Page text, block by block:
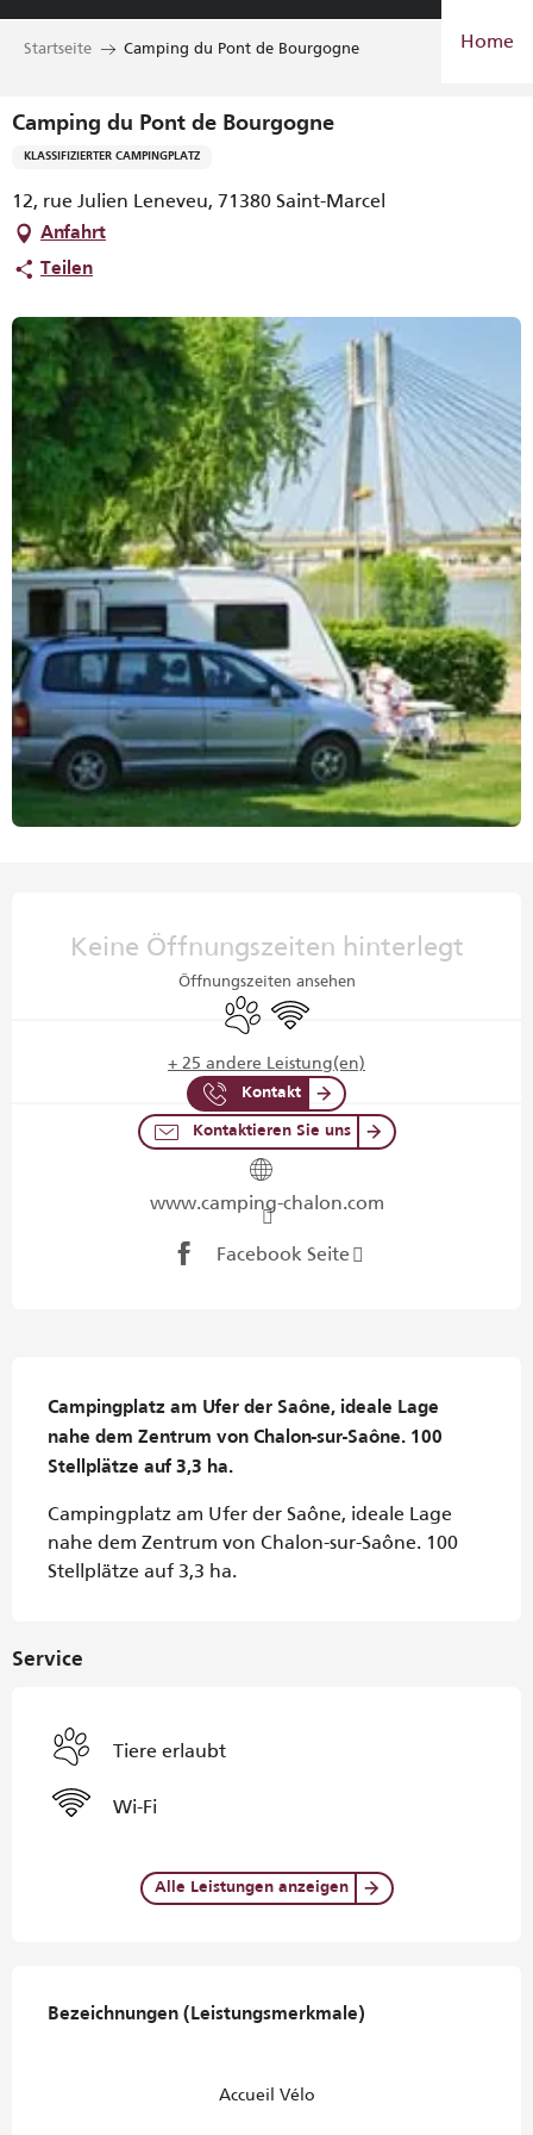
Aller
Home
Startseite Camping du Pont de Bourgogne
Camping du Pont de Bourgogne
KLASSIFIZIERTER CAMPINGPLATZ
12, rue Julien Leneveu, 71380 Saint-Marcel
Anfahrt
Teilen
Keine Öffnungszeiten hinterlegt
Öffnungszeiten ansehen
Tiere erlaubt
Wi-Fi
+ 25 andere Leistung(en)
Kontakt
Kontaktieren Sie uns
www.camping-chalon.com
Facebook Seite
Campingplatz am Ufer der Saône, ideale Lage
nahe dem Zentrum von Chalon-sur-Saône. 100
Stellplätze auf 3,3 ha.
Campingplatz am Ufer der Saône, ideale Lage
nahe dem Zentrum von Chalon-sur-Saône. 100
Stellplätze auf 3,3 ha.
Service
Tiere erlaubt
Wi-Fi
Alle Leistungen anzeigen
Bezeichnungen (Leistungsmerkmale)
Bezeichnungen (Leistungsmerkmale)
Accueil Vélo